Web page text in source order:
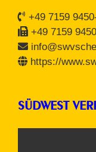
+49 7159
+49 7159
https://
SÜDWEST